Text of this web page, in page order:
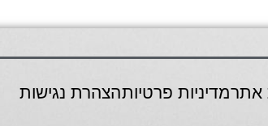
אתרמדיניות פרטיותהצהרת נגישות